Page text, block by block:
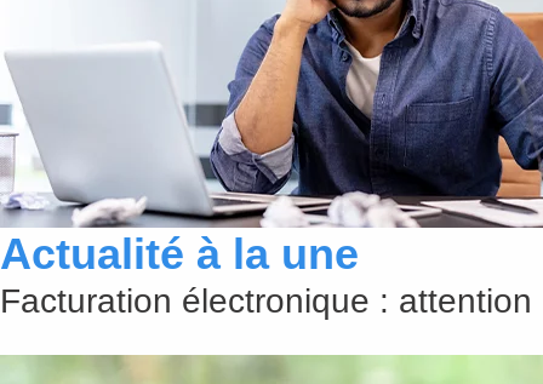
Actualité à la une
Facturation électronique :